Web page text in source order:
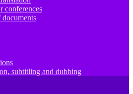
conferences
documents
subtitling and dubbing